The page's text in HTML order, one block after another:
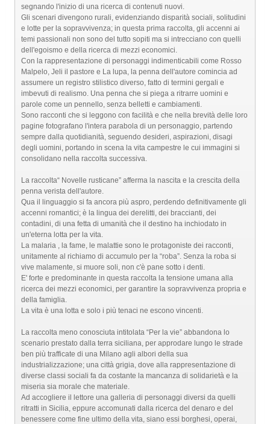
segnando l'inizio di una ricerca di contenuti nuovi.
Gli scenari divengono rurali, evidenziando disparità sociali, solitudini
e lotte per la sopravvivenza; in questa prima raccolta, gli accenni ai
temi passionali non sono del tutto sopiti ma si intrecciano con quelli
dell'egoismo e della ricerca di mezzi economici.
Con la rappresentazione di personaggi indimenticabili come Rosso
Malpelo, Jeli il pastore e La lupa, la penna dell'autore comincia ad
assumere un registro stilistico diverso, fatto di termini gergali e
imbevuti di realismo. Una penna che si piega a ritrarre uomini e
parole come un pennello, senza belletti e cambiamenti.
Sono racconti che si leggono con facilità e che nella brevità delle loro
pagine fotografano l'intera parabola di un personaggio, partendo
sempre dalla quotidianità, seguendo desideri, aspirazioni, disagi
degli uomini, portando in scena la vita campestre le cui immagini si
consolidano nella raccolta successiva.
La raccolta“ Novelle rusticane” afferma la nascita e la crescita della
penna verista dell'autore.
Qua il linguaggio si fa ancora più aspro, perdendo definitivamente gli
accenni romantici; è la lingua dei derelitti, dei braccianti, dei
contadini, di una fetta di umanità che il destino ha inchiodato in
un'eterna lotta per la vita.
La malaria , la fame, le malattie sono le protagoniste dei racconti,
unitamente al richiamo di accumulo per la “roba”. Senza la roba si
vive malamente, si muore soli, non c'è pane sotto i denti.
E' forte e predominante in questa raccolta la tensione umana alla
ricerca dei mezzi economici, per garantire la sopravvivenza propria e
della famiglia.
La vita è una lotta e solo i più tenaci ne escono vincenti.
La raccolta meno conosciuta intitolata “Per la vie” abbandona lo
scenario prestato dalla terra siciliana, per approdare lungo le strade
ben più trafficate di una Milano agli albori della sua
industrializzazione; una città grigia, dove alla rappresentazione di
diverse classi sociali fa da costante la mancanza di solidarietà e la
miseria sia morale che materiale.
Ad accogliere il lettore una galleria di personaggi diversi da quelli
ritratti in Sicilia, eppure accomunati dalla ricerca del denaro e del
benessere come fine ultimo della vita, siano essi borghesi, operai,